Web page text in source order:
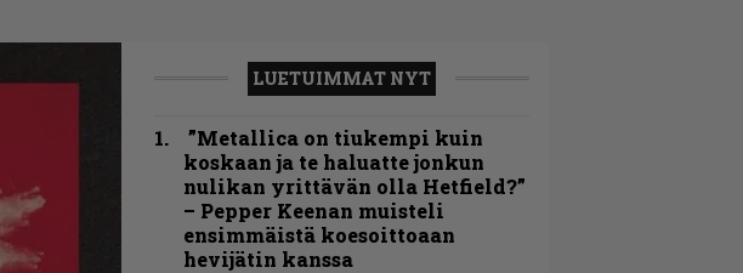
LUETUIMMAT NYT
”Metallica on tiukempi kuin
koskaan ja te haluatte jonkun
nulikan yrittävän olla Hetfield?”
– Pepper Keenan muisteli
ensimmäistä koesoittoaan
hevijätin kanssa